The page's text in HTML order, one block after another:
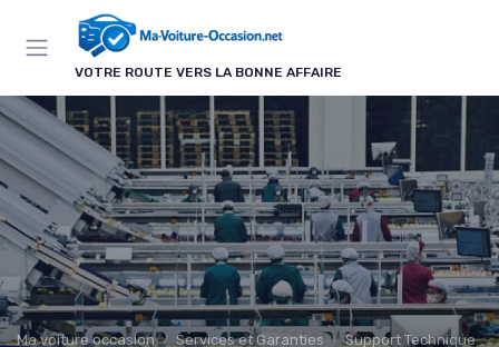
VOTRE ROUTE VERS LA BONNE AFFAIRE
Ma voiture occasion Services et Garanties Support Technique
Panneau de gestion des cookies